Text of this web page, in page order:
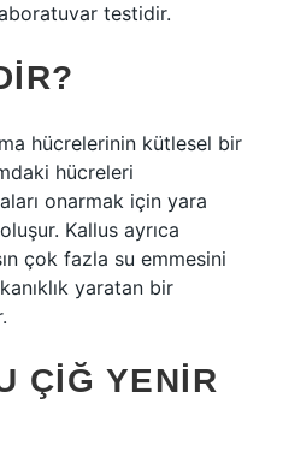
testidir.
hücrelerinin kütlesel bir
hücreleri
onarmak için yara
Kallus ayrıca
çok fazla su emmesini
yaratan bir
ÇIĞ YENIR